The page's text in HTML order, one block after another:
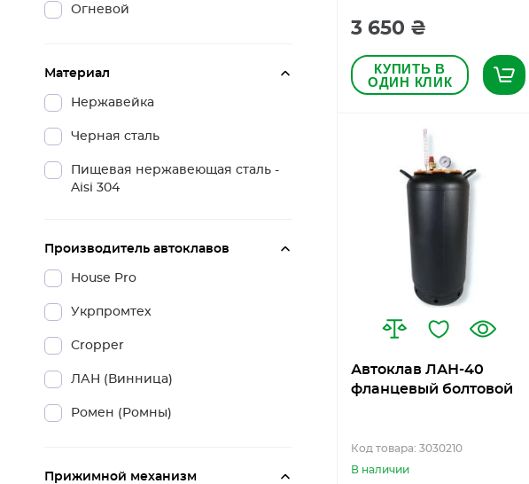
3 650 ₴
КУПИТЬ В
ОДИН КЛИК
Автоклав ЛАН-40
фланцевый болтовой
Код товара: 3030210
В наличии
Огневой
Материал
Нержавейка
Черная сталь
Пищевая нержавеющая сталь -
Aisi 304
Производитель автоклавов
House Pro
Укрпромтех
Cropper
ЛАН (Винница)
Ромен (Ромны)
Прижимной механизм